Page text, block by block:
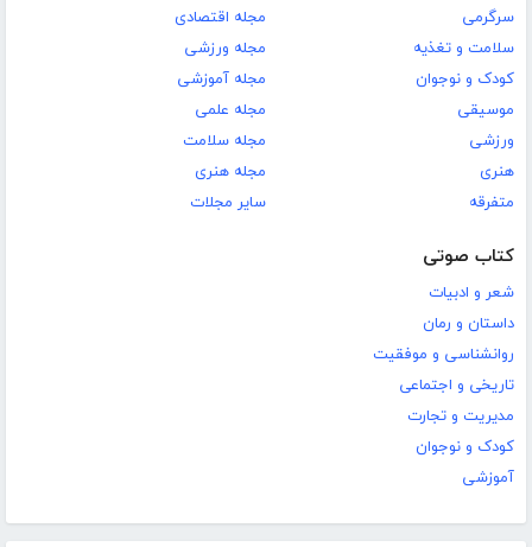
سرگرمی
سلامت و تغذیه
کودک و نوجوان
موسیقی
ورزشی
هنری
متفرقه
مجله اقتصادی
مجله ورزشی
مجله آموزشی
مجله علمی
مجله سلامت
مجله هنری
سایر مجلات
کتاب صوتی
شعر و ادبیات
داستان و رمان
روانشناسی و موفقیت
تاریخی و اجتماعی
مدیریت و تجارت
کودک و نوجوان
آموزشی